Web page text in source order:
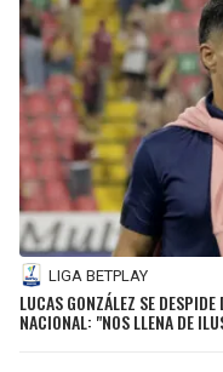
LIGA BETPLAY
LUCAS GONZÁLEZ SE
NACIONAL: "NOS LLENA DE